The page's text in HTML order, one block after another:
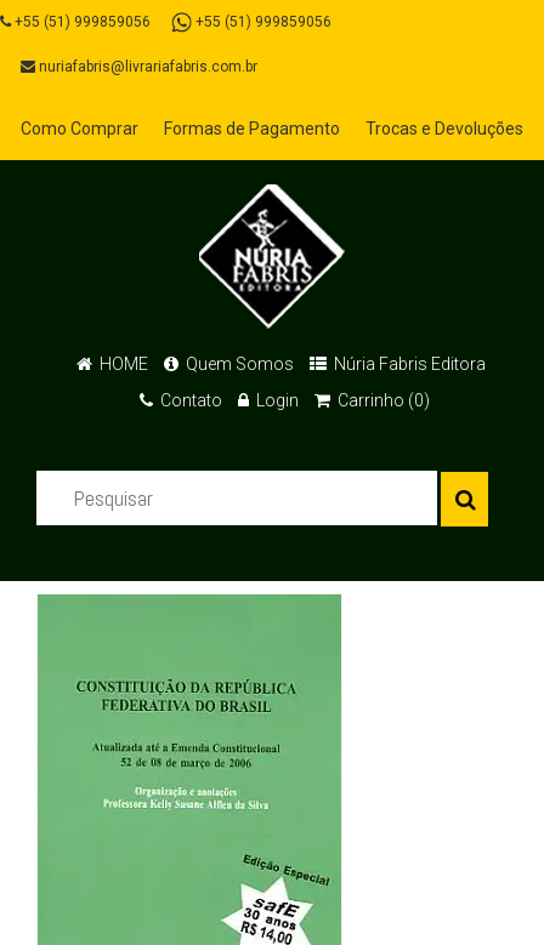
+55 (51) 999859056 +55 (51) 999859056
nuriafabris@livrariafabris.com.br
Como Comprar Formas de Pagamento Trocas e Devoluções
HOME Quem Somos
Núria Fabris Editora
Contato
Login Carrinho (0)